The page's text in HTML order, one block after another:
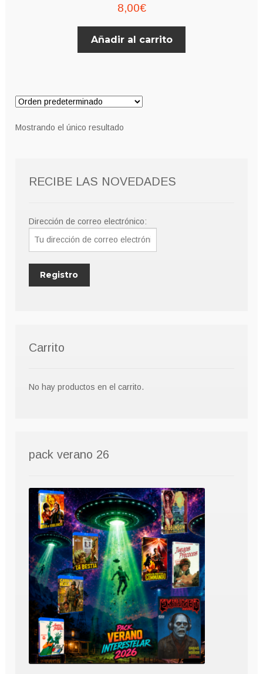
8,00€
Añadir al carrito
Mostrando el único resultado
RECIBE LAS NOVEDADES
Dirección de correo electrónico:
Carrito
No hay productos en el carrito.
pack verano 26